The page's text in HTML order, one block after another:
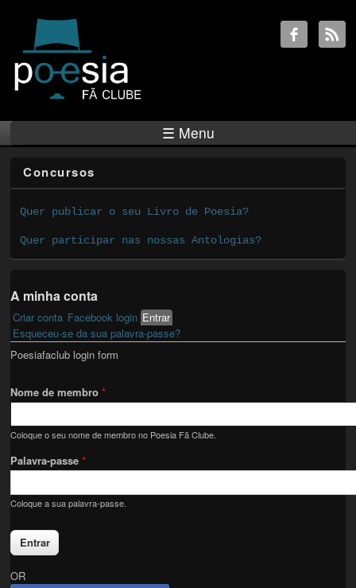
☰ Menu
Concursos
Quer publicar o seu Livro de Poesia?
Quer participar nas nossas Antologias?
A minha conta
Primary tabs
Criar conta Facebook login Entrar(active tab)
Esqueceu-se da sua palavra-passe?
Poesiafaclub login form
Nome de membro*
Coloque o seu nome de membro no Poesia Fã Clube.
Palavra-passe*
Coloque a sua palavra-passe.
OR